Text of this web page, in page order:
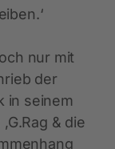
nur mit
der
in seinem
& die